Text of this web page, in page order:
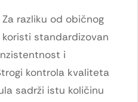
Za razliku od običnog
standardizovan
i
kontrola kvaliteta
sadrži istu količinu